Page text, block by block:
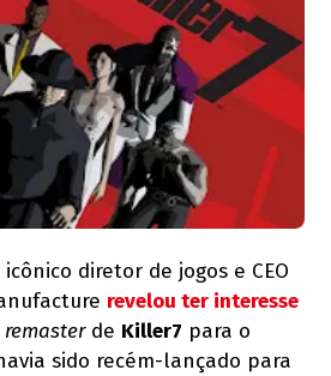
diretor de jogos e CEO
revelou ter interesse
remasterde Killer7 para o
sido recém-lançado para